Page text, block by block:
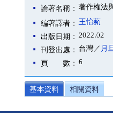
論著名稱： 著作權法
編著譯者： 王怡蘋
出版日期： 2022.02
刊登出處： 台灣／ 月
頁 數： 6
基本資料 相關資料